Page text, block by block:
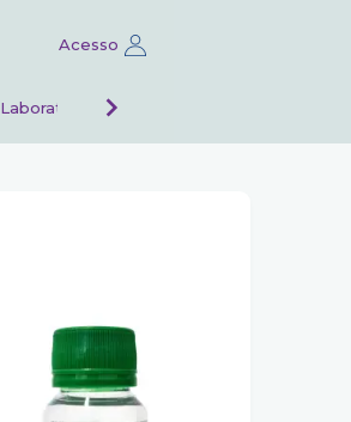
Acesso
Laboratórios de análises